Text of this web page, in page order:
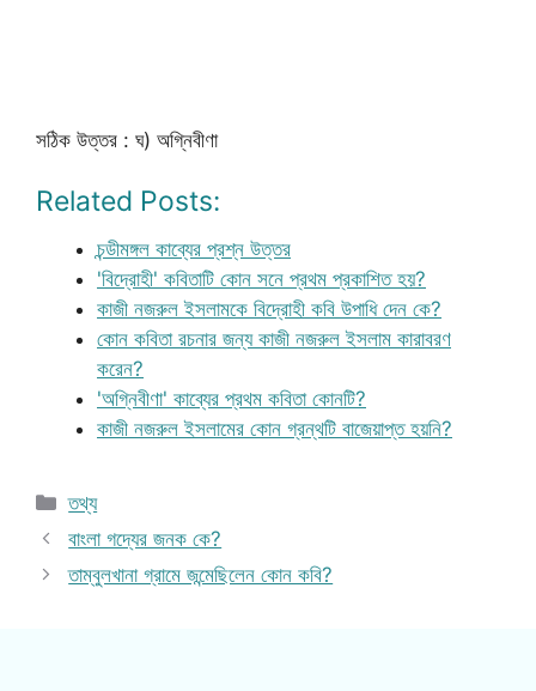
সঠিক উত্তর : ঘ) অগ্নিবীণা
Related Posts:
চন্ডীমঙ্গল কাব্যের প্রশ্ন উত্তর
'বিদ্রোহী' কবিতাটি কোন সনে প্রথম প্রকাশিত হয়?
কাজী নজরুল ইসলামকে বিদ্রোহী কবি উপাধি দেন কে?
কোন কবিতা রচনার জন্য কাজী নজরুল ইসলাম কারাবরণ
করেন?
'অগ্নিবীণা' কাব্যের প্রথম কবিতা কোনটি?
কাজী নজরুল ইসলামের কোন গ্রন্থটি বাজেয়াপ্ত হয়নি?
Categories
তথ্য
বাংলা গদ্যের জনক কে?
তাম্বুলখানা গ্রামে জন্মেছিলেন কোন কবি?